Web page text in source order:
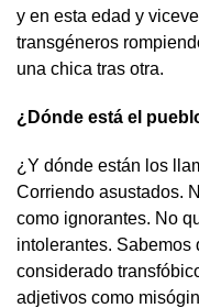
y en esta edad y
transgéneros
una chica tras otra.
¿Dónde está el
¿Y dónde están los
Corriendo asustados.
como ignorantes. No
intolerantes. Sabemos
considerado
adjetivos como